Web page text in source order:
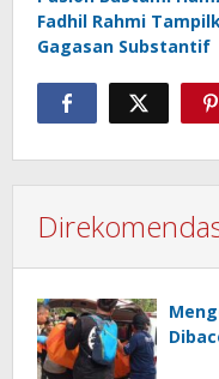
Fadhil Rahmi
Gagasan Substantif